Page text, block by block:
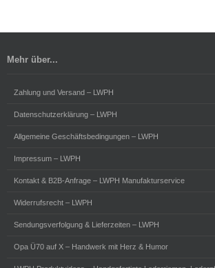
Mehr über...
Zahlung und Versand – LWPH
Datenschutzerklärung – LWPH
Allgemeine Geschäftsbedingungen – LWPH
Impressum – LWPH
Kontakt & B2B-Anfrage – LWPH Manufakturservice
Widerrufsrecht – LWPH
Sendungsverfolgung & Lieferzeiten – LWPH
Opa Ü70 auf X – Handwerk mit Herz & Humor